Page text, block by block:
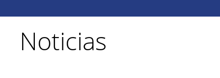
Noticias